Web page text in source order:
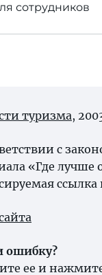
сотрудников
туризма,
с
«Где лучше
ссылка
ошибку?
ее и